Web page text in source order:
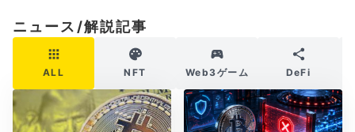
ニュース/解説記事
ALL NFT Web3ゲーム DeFi